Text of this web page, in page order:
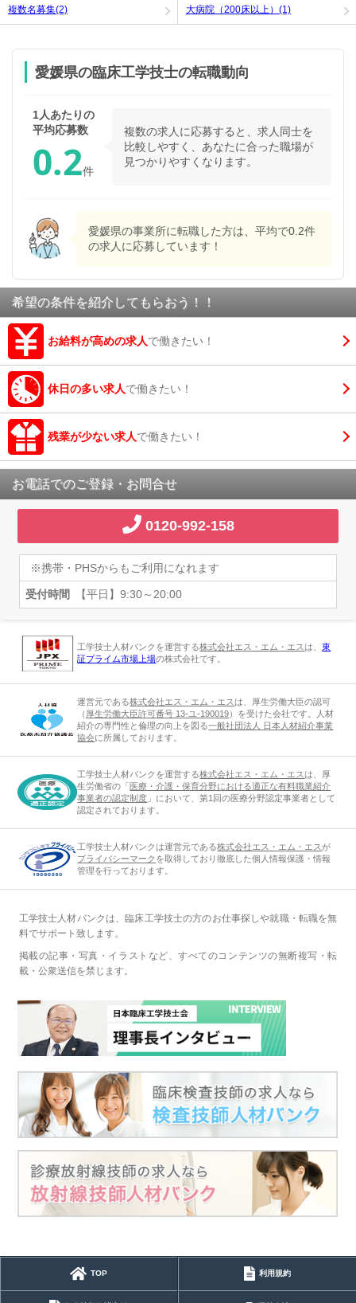
複数名募集(2) 大病院（200床以上）(1)
愛媛県の臨床工学技士の転職動向
1人あたりの
平均応募数
0.2件
複数の求人に応募すると、求人同士を
比較しやすく、あなたに合った職場が
見つかりやすくなります。
愛媛県の事業所に転職した方は、平均で0.2件
の求人に応募しています！
希望の条件を紹介してもらおう！！
お給料が高めの求人で働きたい！
休日の多い求人で働きたい！
残業が少ない求人で働きたい！
お電話でのご登録・お問合せ
0120-992-158
※携帯・PHSからもご利用になれます
受付時間 【平日】9:30～20:00
工学技士人材バンクを運営する株式会社エス・エム・エスは、東
証プライム市場上場の株式会社です。
運営元である株式会社エス・エム・エスは、厚生労働大臣の認可
（ 厚生労働大臣許可番号 13-ユ-190019）を受けた会社です。人材
紹介の専門性と倫理の向上を図る一般社団法人 日本人材紹介事業
協会に所属しております。
工学技士人材バンクを運営する株式会社エス・エム・エスは、厚
生労働省の「 医療・介護・保育分野における適正な有料職業紹介
事業者の認定制度 」において、第1回の医療分野認定事業者として
認定されております。
工学技士人材バンクは運営元である株式会社エス・エム・エスが
プライバシーマーク を取得しており徹底した個人情報保護・情報
管理を行っております。
工学技士人材バンクは、臨床工学技士の方のお仕事探しや就職・転職を無
料でサポート致します。
掲載の記事・写真・イラストなど、すべてのコンテンツの無断複写・転
載・公衆送信を禁じます。
TOP 利用規約